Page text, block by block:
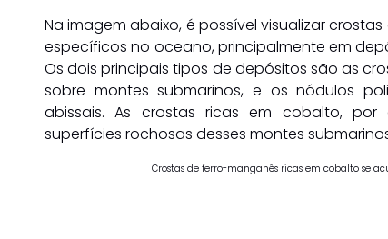
Na imagem abaixo, é possível visualizar
específicos no oceano, principalmente em
Os dois principais tipos de depósitos são as
sobre montes submarinos, e os nódulos
abissais. As crostas ricas em cobalto,
superfícies rochosas desses montes
Crostas de ferro-manganês ricas em cobalto se